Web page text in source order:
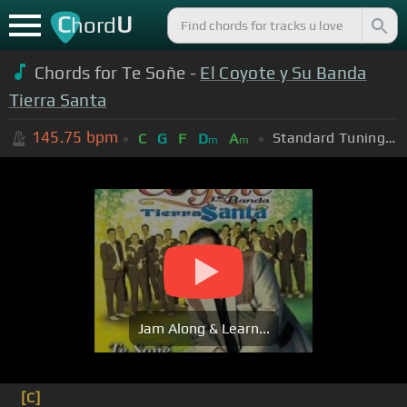
ChordU
Chords for Te Soñe - El Coyote y Su Banda
Tierra Santa
145.75 bpm C G F Dm Am Standard Tuning (EADGBE)
Jam Along & Learn...
[C]